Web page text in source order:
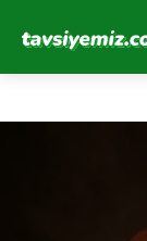
Tavsiyemiz